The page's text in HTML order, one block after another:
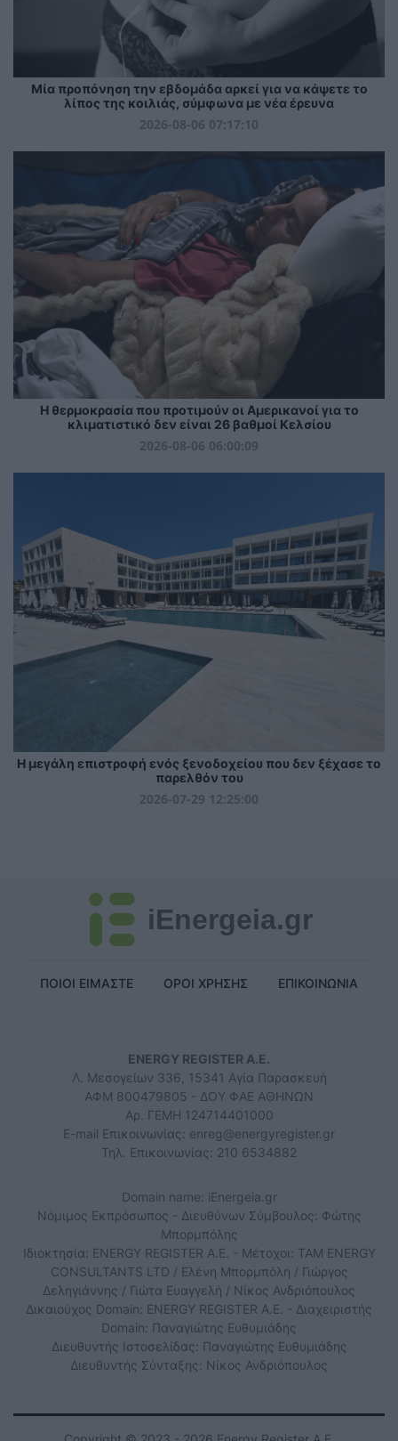
Μία προπόνηση την εβδομάδα αρκεί για να κάψετε το
λίπος της κοιλιάς, σύμφωνα με νέα έρευνα
2026-08-06 07:17:10
Η θερμοκρασία που προτιμούν οι Αμερικανοί για το
κλιματιστικό δεν είναι 26 βαθμοί Κελσίου
2026-08-06 06:00:09
Η μεγάλη επιστροφή ενός ξενοδοχείου που δεν ξέχασε το
παρελθόν του
2026-07-29 12:25:00
iEnergeia.gr
ΠΟΙΟΙ ΕΙΜΑΣΤΕ ΟΡΟΙ ΧΡΗΣΗΣ ΕΠΙΚΟΙΝΩΝΙΑ
ENERGY REGISTER Α.Ε.
Λ. Μεσογείων 336, 15341 Αγία Παρασκευή
ΑΦΜ 800479805 - ΔΟΥ ΦΑΕ ΑΘΗΝΩΝ
Αρ. ΓΕΜΗ 124714401000
E-mail Επικοινωνίας: enreg@energyregister.gr
Τηλ. Επικοινωνίας: 210 6534882
Domain name: iEnergeia.gr
Νόμιμος Εκπρόσωπος - Διευθύνων Σύμβουλος: Φώτης
Μπορμπόλης
Ιδιοκτησία: ENERGY REGISTER Α.Ε. - Μέτοχοι: TAM ENERGY
CONSULTANTS LTD / Ελένη Μπορμπόλη / Γιώργος
Δεληγιάννης / Γιώτα Ευαγγελή / Νίκος Ανδριόπουλος
Δικαιούχος Domain: ENERGY REGISTER Α.Ε. - Διαχειριστής
Domain: Παναγιώτης Ευθυμιάδης
Διευθυντής Ιστοσελίδας: Παναγιώτης Ευθυμιάδης
Διευθυντής Σύνταξης: Νίκος Ανδριόπουλος